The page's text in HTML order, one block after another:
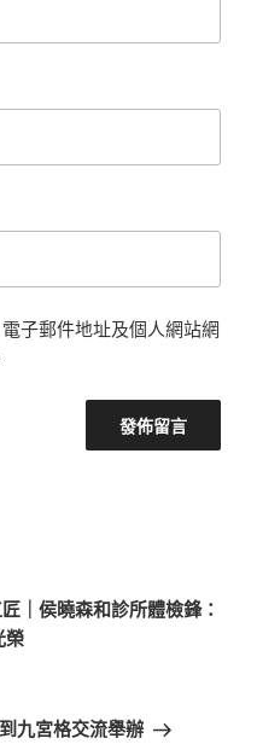
子郵件地址及個人網站網
｜侯曉森和診所體檢鋒：
榮
九宮格交流舉辦